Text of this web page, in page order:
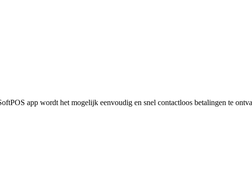
app wordt het mogelijk eenvoudig en snel contactloos betalingen te